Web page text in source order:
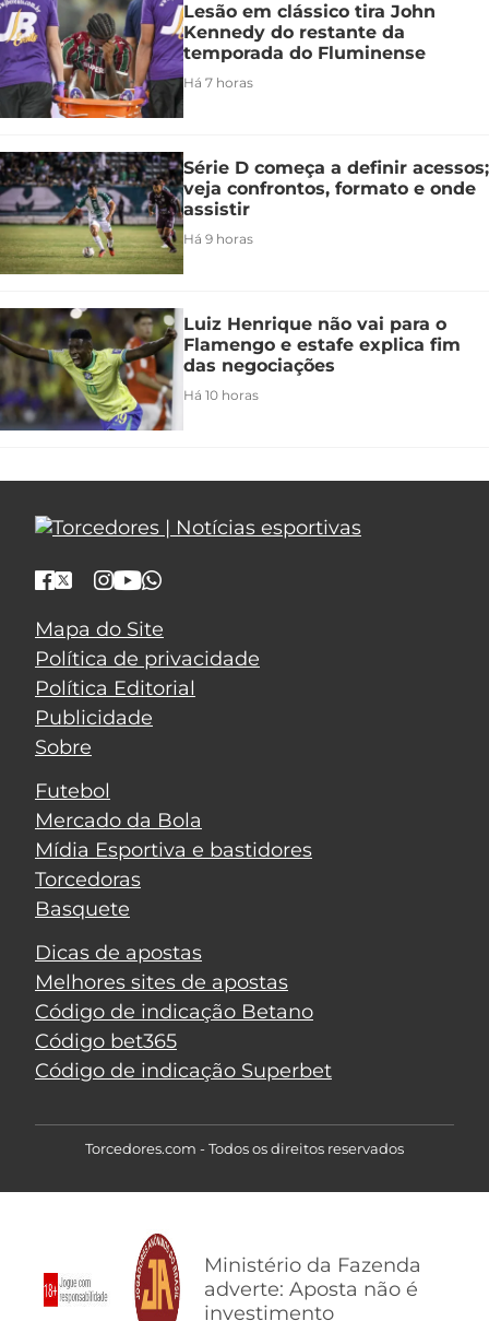
Lesão em clássico tira John
Kennedy do restante da
temporada do Fluminense
Há 7 horas
Série D começa a definir acessos;
veja confrontos, formato e onde
assistir
Há 9 horas
Luiz Henrique não vai para o
Flamengo e estafe explica fim
das negociações
Há 10 horas
Mapa do Site
Política de privacidade
Política Editorial
Publicidade
Sobre
Futebol
Mercado da Bola
Mídia Esportiva e bastidores
Torcedoras
Basquete
Dicas de apostas
Melhores sites de apostas
Código de indicação Betano
Código bet365
Código de indicação Superbet
Torcedores.com - Todos os direitos reservados
Ministério da Fazenda
adverte: Aposta não é
investimento